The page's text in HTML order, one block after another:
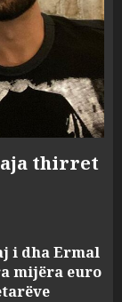
thirret
i dha Ermal
mijëra euro